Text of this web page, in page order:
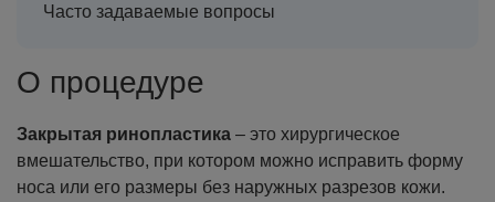
Часто задаваемые вопросы
О процедуре
Закрытая ринопластика – это хирургическое
вмешательство, при котором можно исправить форму
носа или его размеры без наружных разрезов кожи.